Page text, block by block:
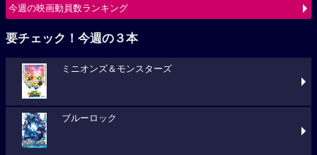
今週の映画動員数ランキング
要チェック！今週の３本
ミニオンズ＆モンスターズ
ブルーロック